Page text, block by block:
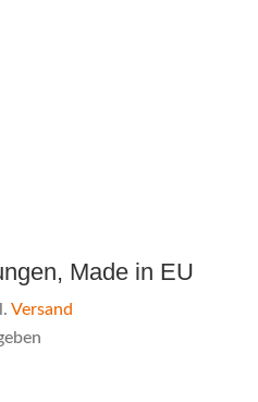
Made in EU
Versand